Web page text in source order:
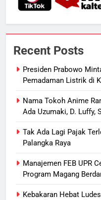
Recent Posts
Presiden Prabowo
Pemadaman Listrik di
Nama Tokoh Anime
Ada Uzumaki, D. Luffy,
Tak Ada Lagi Pajak
Palangka Raya
Manajemen FEB UPR
Program Magang
Kebakaran Hebat
8